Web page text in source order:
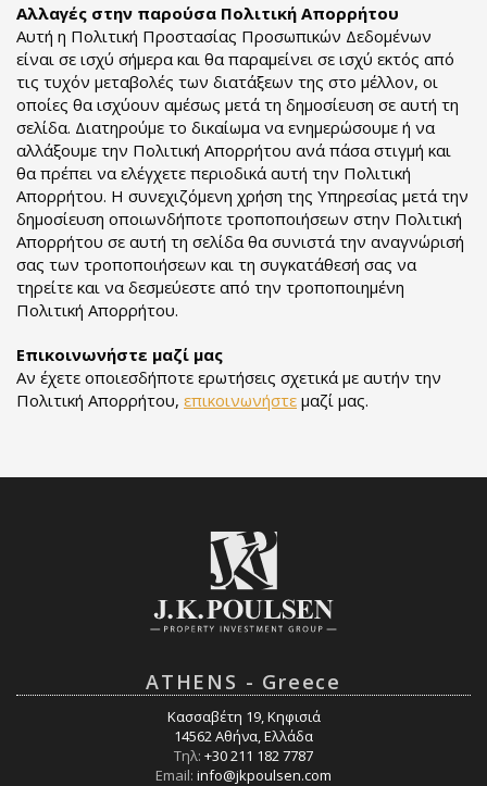
Αλλαγές στην παρούσα Πολιτική Απορρήτου
Αυτή η Πολιτική Προστασίας Προσωπικών Δεδομένων
είναι σε ισχύ σήμερα και θα παραμείνει σε ισχύ εκτός από
τις τυχόν μεταβολές των διατάξεων της στο μέλλον, οι
οποίες θα ισχύουν αμέσως μετά τη δημοσίευση σε αυτή τη
σελίδα. Διατηρούμε το δικαίωμα να ενημερώσουμε ή να
αλλάξουμε την Πολιτική Απορρήτου ανά πάσα στιγμή και
θα πρέπει να ελέγχετε περιοδικά αυτή την Πολιτική
Απορρήτου. Η συνεχιζόμενη χρήση της Υπηρεσίας μετά την
δημοσίευση οποιωνδήποτε τροποποιήσεων στην Πολιτική
Απορρήτου σε αυτή τη σελίδα θα συνιστά την αναγνώρισή
σας των τροποποιήσεων και τη συγκατάθεσή σας να
τηρείτε και να δεσμεύεστε από την τροποποιημένη
Πολιτική Απορρήτου.
Επικοινωνήστε μαζί μας
Αν έχετε οποιεσδήποτε ερωτήσεις σχετικά με αυτήν την
Πολιτική Απορρήτου, επικοινωνήστε μαζί μας.
ATHENS - Greece
Κασσαβέτη 19, Κηφισιά
14562 Αθήνα, Ελλάδα
Τηλ: +30 211 182 7787
Email: info@jkpoulsen.com